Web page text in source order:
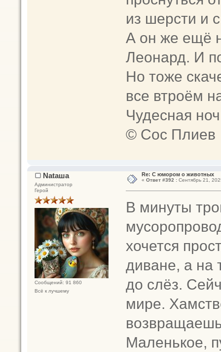
из шерсти и
А он же ещё
Леонард. И
Но тоже
все втроём
Чудесная
© Сос Плиев
Nataшa
Администратор
Герой
Сообщений: 91 860
Всё к лучшему
Re: С юмором о животных
« Ответ #392 :Сентябрь 21,
В минуты
хочется
диване, а на
до слёз.
мире.
Маленькое,